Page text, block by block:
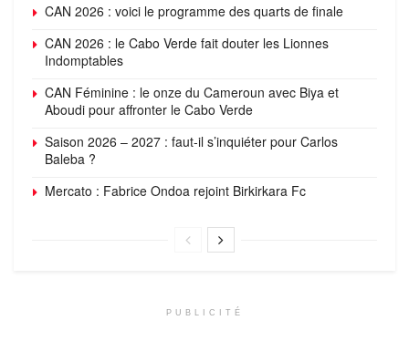
CAN 2026 : voici le programme des quarts de finale
CAN 2026 : le Cabo Verde fait douter les Lionnes
Indomptables
CAN Féminine : le onze du Cameroun avec Biya et
Aboudi pour affronter le Cabo Verde
Saison 2026 – 2027 : faut-il s’inquiéter pour Carlos
Baleba ?
Mercato : Fabrice Ondoa rejoint Birkirkara Fc
PUBLICITÉ